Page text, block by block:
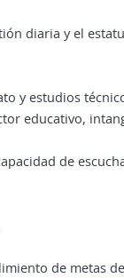
diaria y el
y estudios
educativo,
de
de metas